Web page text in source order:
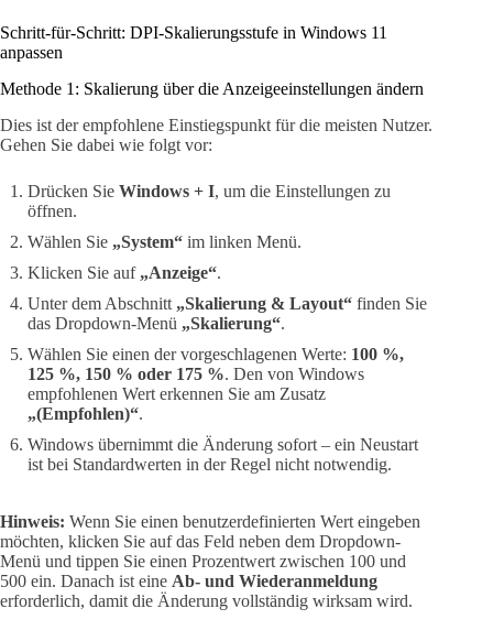
Schritt-für-Schritt: DPI-Skalierungsstufe in Windows 11
anpassen
Methode 1: Skalierung über die Anzeigeeinstellungen ändern
Dies ist der empfohlene Einstiegspunkt für die meisten Nutzer.
Gehen Sie dabei wie folgt vor:
Drücken Sie Windows + I, um die Einstellungen zu
öffnen.
Wählen Sie „System“ im linken Menü.
Klicken Sie auf „Anzeige“.
Unter dem Abschnitt „Skalierung & Layout“ finden Sie
das Dropdown-Menü „Skalierung“.
Wählen Sie einen der vorgeschlagenen Werte: 100 %,
125 %, 150 % oder 175 %. Den von Windows
empfohlenen Wert erkennen Sie am Zusatz
„(Empfohlen)“.
Windows übernimmt die Änderung sofort – ein Neustart
ist bei Standardwerten in der Regel nicht notwendig.
Hinweis: Wenn Sie einen benutzerdefinierten Wert eingeben
möchten, klicken Sie auf das Feld neben dem Dropdown-
Menü und tippen Sie einen Prozentwert zwischen 100 und
500 ein. Danach ist eine Ab- und Wiederanmeldung
erforderlich, damit die Änderung vollständig wirksam wird.